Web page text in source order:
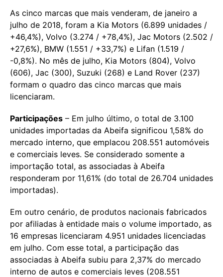
As cinco marcas que mais venderam, de janeiro a
julho de 2018, foram a Kia Motors (6.899 unidades /
+46,4%), Volvo (3.274 / +78,4%), Jac Motors (2.502 /
+27,6%), BMW (1.551 / +33,7%) e Lifan (1.519 /
-0,8%). No mês de julho, Kia Motors (804), Volvo
(606), Jac (300), Suzuki (268) e Land Rover (237)
formam o quadro das cinco marcas que mais
licenciaram.
Participações – Em julho último, o total de 3.100
unidades importadas da Abeifa significou 1,58% do
mercado interno, que emplacou 208.551 automóveis
e comerciais leves. Se considerado somente a
importação total, as associadas à Abeifa
responderam por 11,61% (do total de 26.704 unidades
importadas).
Em outro cenário, de produtos nacionais fabricados
por afiliadas à entidade mais o volume importado, as
16 empresas licenciaram 4.951 unidades licenciadas
em julho. Com esse total, a participação das
associadas à Abeifa subiu para 2,37% do mercado
interno de autos e comerciais leves (208.551